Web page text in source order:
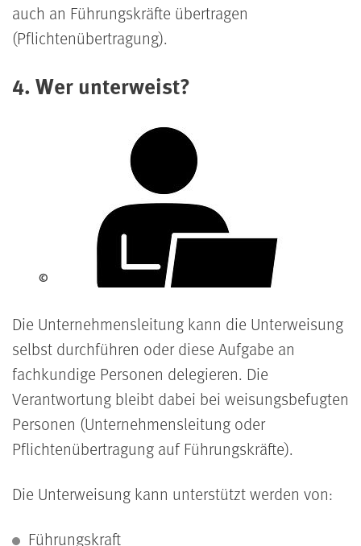
auch an Führungskräfte übertragen
(Pflichtenübertragung).
4. Wer unterweist?
©
Die Unternehmensleitung kann die Unterweisung
selbst durchführen oder diese Aufgabe an
fachkundige Personen delegieren. Die
Verantwortung bleibt dabei bei weisungsbefugten
Personen (Unternehmensleitung oder
Pflichtenübertragung auf Führungskräfte).
Die Unterweisung kann unterstützt werden von:
Führungskraft